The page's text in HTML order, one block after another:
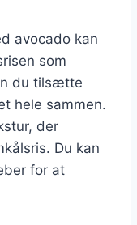
avocado kan
som
du tilsætte
hele sammen.
der
Du kan
for at